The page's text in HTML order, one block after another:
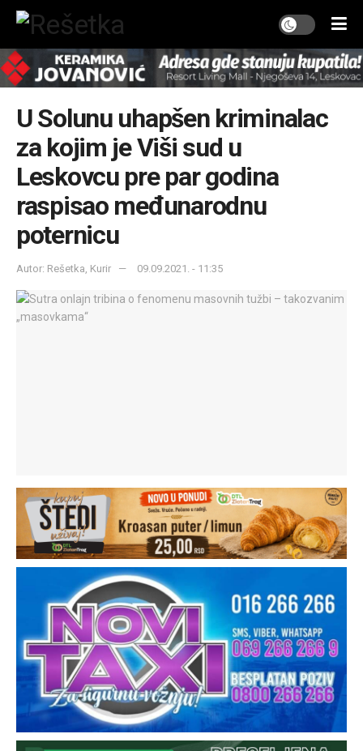
U Solunu uhapšen kriminalac
za kojim je Viši sud u
Leskovcu pre par godina
raspisao međunarodnu
poternicu
Autor: Rešetka, Kurir 09.09.2021. - 11:35